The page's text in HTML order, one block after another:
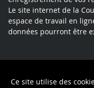
Ce site utilise des
Le site internet de la
espace de travail en
données pourront être